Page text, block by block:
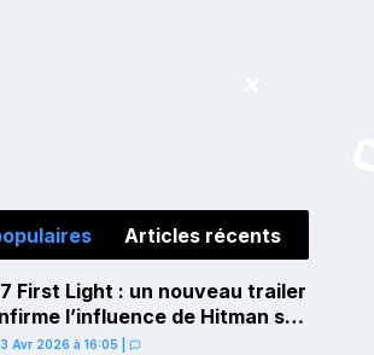
Articles récents
First Light : un nouveau trailer
l’influence de Hitman sur
Avr 2026 à 16:05